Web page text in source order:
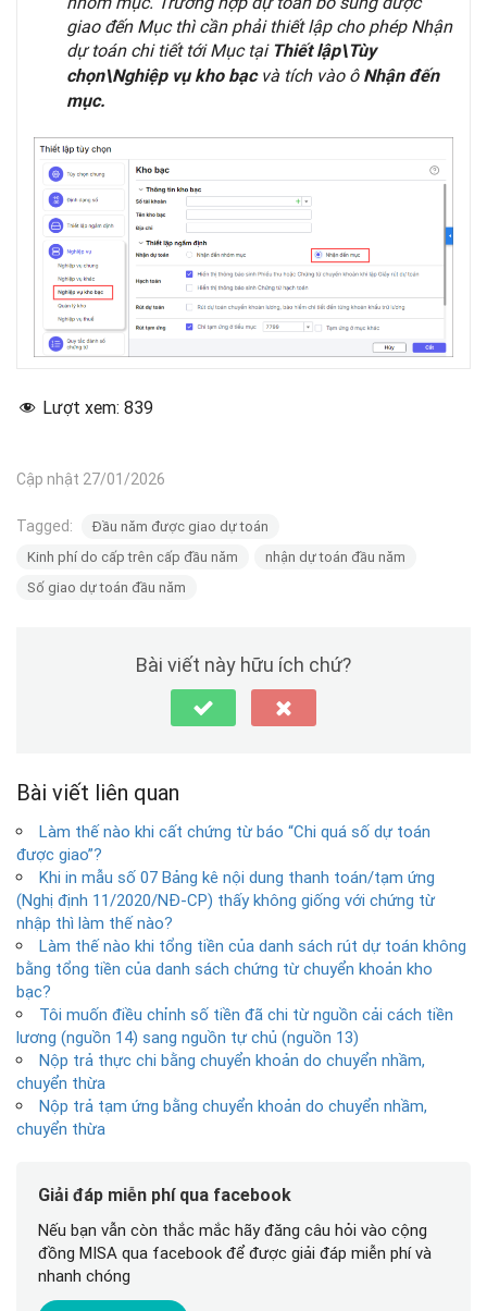
giao đến Mục thì cần phải thiết lập cho phép Nhận
dự toán chi tiết tới Mục tại Thiết lập\Tùy
chọn\Nghiệp vụ kho bạc và tích vào ô Nhận đến
mục.
Lượt xem: 839
Cập nhật 27/01/2026
Tagged:
Đầu năm được giao dự toán
Kinh phí do cấp trên cấp đầu năm
nhận dự toán đầu năm
Số giao dự toán đầu năm
Bài viết này hữu ích chứ?
Bài viết liên quan
Làm thế nào khi cất chứng từ báo “Chi quá số dự toán
được giao”?
Khi in mẫu số 07 Bảng kê nội dung thanh toán/tạm ứng
(Nghị định 11/2020/NĐ-CP) thấy không giống với chứng từ
nhập thì làm thế nào?
Làm thế nào khi tổng tiền của danh sách rút dự toán không
bằng tổng tiền của danh sách chứng từ chuyển khoản kho
bạc?
Tôi muốn điều chỉnh số tiền đã chi từ nguồn cải cách tiền
lương (nguồn 14) sang nguồn tự chủ (nguồn 13)
Nộp trả thực chi bằng chuyển khoản do chuyển nhầm,
chuyển thừa
Nộp trả tạm ứng bằng chuyển khoản do chuyển nhầm,
chuyển thừa
Giải đáp miễn phí qua facebook
Nếu bạn vẫn còn thắc mắc hãy đăng câu hỏi vào cộng
đồng MISA qua facebook để được giải đáp miễn phí và
nhanh chóng